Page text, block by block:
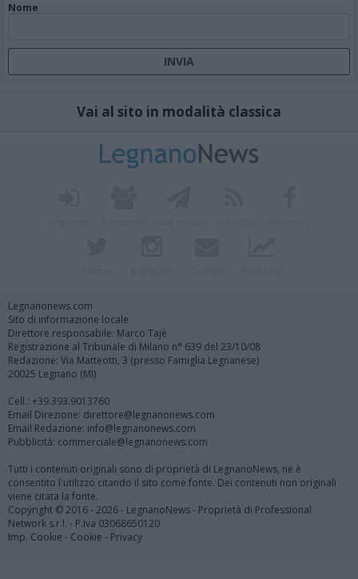
Nome
Vai al sito in modalità classica
Legnanonews.com
Sito di informazione locale
Direttore responsabile: Marco Tajè
Registrazione al Tribunale di Milano n° 639 del 23/10/08
Redazione: Via Matteotti, 3 (presso Famiglia Legnanese)
20025 Legnano (MI)
Cell.: +39.393.9013760
Email Direzione: direttore@legnanonews.com
Email Redazione: info@legnanonews.com
Pubblicità: commerciale@legnanonews.com
Tutti i contenuti originali sono di proprietà di LegnanoNews, ne è
consentito l'utilizzo citando il sito come fonte. Dei contenuti non originali
viene citata la fonte.
Copyright © 2016 - 2026 - LegnanoNews - Proprietà di Professional
Network s.r.l. - P.Iva 03068650120
Imp. Cookie - Cookie - Privacy